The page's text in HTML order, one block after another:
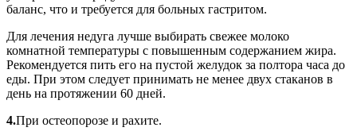
баланс, что и требуется для больных гастритом.
Для лечения недуга лучше выбирать свежее молоко
комнатной температуры с повышенным содержанием жира.
Рекомендуется пить его на пустой желудок за полтора часа до
еды. При этом следует принимать не менее двух стаканов в
день на протяжении 60 дней.
4.При остеопорозе и рахите.